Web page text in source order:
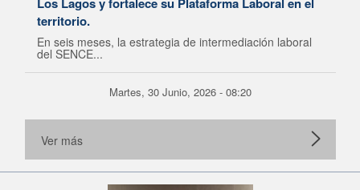
territorio.
En seis meses, la estrategia de intermediación laboral
del SENCE...
Martes, 30 Junio, 2026 - 08:20
Ver más